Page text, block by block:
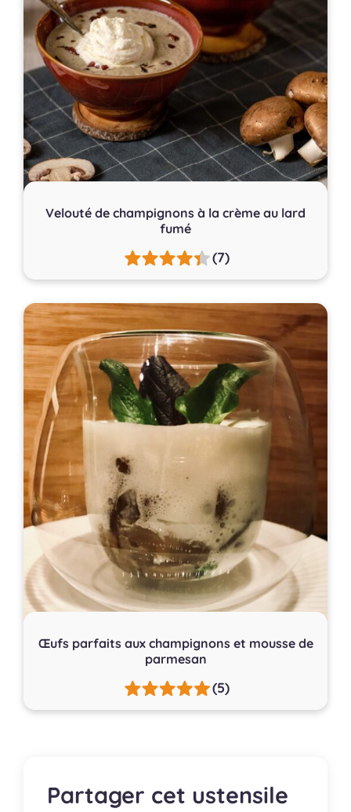
Velouté de champignons à la crème au lard
fumé
(7)
Œufs parfaits aux champignons et mousse de
parmesan
(5)
Partager cet ustensile